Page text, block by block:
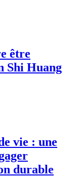
être
Shi Huang
vie : une
durable